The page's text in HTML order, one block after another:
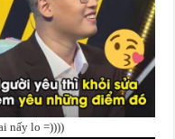
nấy lo =))))